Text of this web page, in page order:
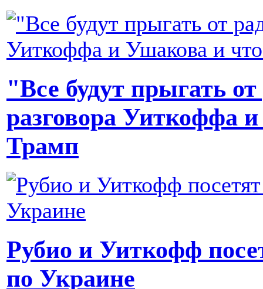
"Все будут прыгать
разговора Уиткоффа
Трамп
Рубио и Уиткофф
по Украине